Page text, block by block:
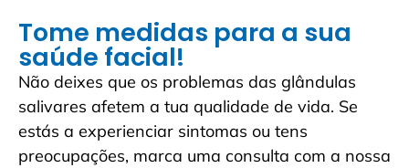
Tome medidas para a sua
saúde facial!
Não deixes que os problemas das glândulas
salivares afetem a tua qualidade de vida. Se
estás a experienciar sintomas ou tens
preocupações, marca uma consulta com a nossa